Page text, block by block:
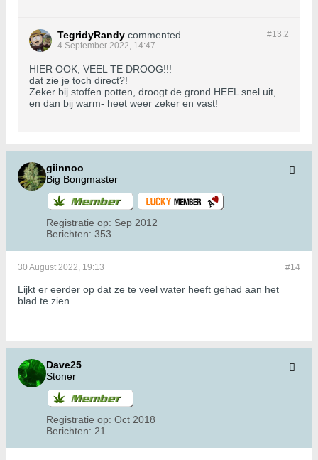
#13.2
TegridyRandy commented
4 September 2022, 14:47
HIER OOK, VEEL TE DROOG!!!
dat zie je toch direct?!
Zeker bij stoffen potten, droogt de grond HEEL snel uit,
en dan bij warm- heet weer zeker en vast!
giinnoo
Big Bongmaster
Registratie op: Sep 2012
Berichten: 353
#14
30 August 2022, 19:13
Lijkt er eerder op dat ze te veel water heeft gehad aan het
blad te zien.
Dave25
Stoner
Registratie op: Oct 2018
Berichten: 21